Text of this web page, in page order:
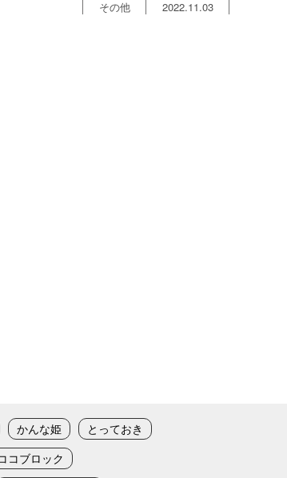
その他 2022.11.03
かんな姫
とっておき
コブロック